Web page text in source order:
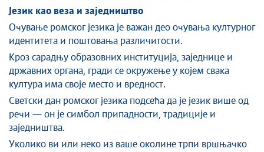
Језик као веза и заједништво
Очување ромског језика је важан део очувања културног
идентитета и поштовања различитости.
Кроз сарадњу образовних институција, заједнице и
државних органа, гради се окружење у којем свака
култура има своје место и вредност.
Светски дан ромског језика подсећа да је језик више од
речи — он је симбол припадности, традиције и
заједништва.
Уколико ви или неко из ваше околине трпи вршњачко